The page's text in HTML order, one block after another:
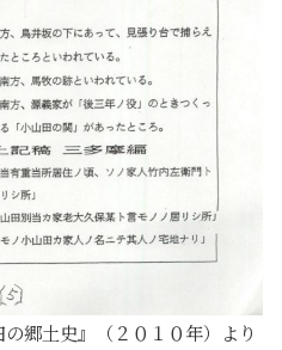
郷土史』（２０１０年）より